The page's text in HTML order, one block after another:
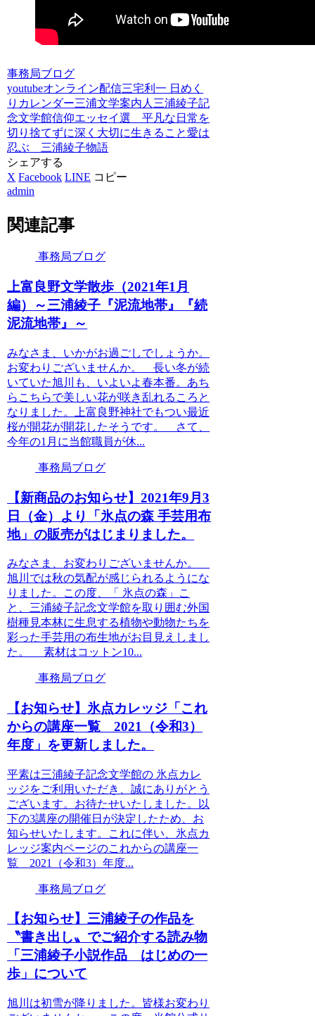
事務局ブログ
youtubeオンライン配信三宅利一 日めく
りカレンダー三浦文学案内人 三浦綾子記
念文学館信仰エッセイ選 平凡な日常を
切り捨てずに深く大切に生きること愛は
忍ぶ 三浦綾子物語
シェアする
X Facebook LINE コピー
admin
関連記事
事務局ブログ
上富良野文学散歩（2021年1月
編）～三浦綾子『泥流地帯』『続
泥流地帯』～
みなさま、いかがお過ごしでしょうか。
お変わりございませんか。 長い冬が続
いていた旭川も、いよいよ春本番。あち
らこちらで美しい花が咲き乱れるころと
なりました。上富良野神社でもつい最近
桜が開花が開花したそうです。 さて、
今年の1月に当館職員が休...
事務局ブログ
【新商品のお知らせ】2021年9月3
日（金）より「氷点の森 手芸用布
地」の販売がはじまりました。
みなさま、お変わりございませんか。
旭川では秋の気配が感じられるようにな
りました。この度、「 氷点の森」こ
と、三浦綾子記念文学館を取り囲む外国
樹種見本林に生息する植物や動物たちを
彩った手芸用の布生地がお目見えしまし
た。 素材はコットン10...
事務局ブログ
【お知らせ】氷点カレッジ「これ
からの講座一覧 2021（令和3）
年度」を更新しました。
平素は三浦綾子記念文学館の 氷点カレ
ッジをご利用いただき、誠にありがとう
ございます。お待たせいたしました。以
下の3講座の開催日が決定したため、お
知らせいたします。これに伴い、氷点カ
レッジ案内ページのこれからの講座一
覧 2021（令和3）年度...
事務局ブログ
【お知らせ】三浦綾子の作品を
〝書き出し〟でご紹介する読み物
「三浦綾子小説作品 はじめの一
歩」について
旭川は初雪が降りました。皆様お変わり